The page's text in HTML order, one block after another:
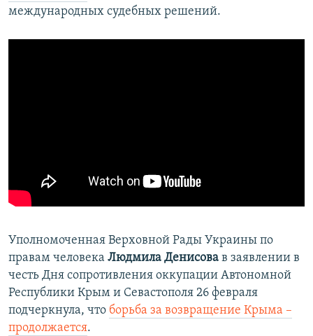
международных судебных решений.
Уполномоченная Верховной Рады Украины по
правам человека Людмила Денисова в заявлении в
честь Дня сопротивления оккупации Автономной
Республики Крым и Севастополя 26 февраля
подчеркнула, что борьба за возвращение Крыма –
продолжается.